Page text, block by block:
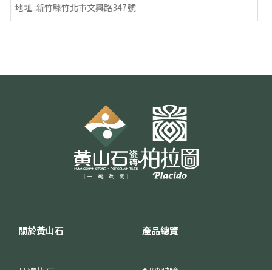
地址 :新竹縣竹北市文興路347號
關於黃山石 產品總覽